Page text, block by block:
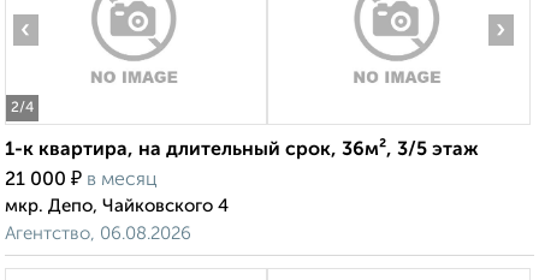
2/4
‹ ›
1-к квартира, на длительный срок, 36м², 3/5 этаж
21 000 ₽ в месяц
мкр. Депо, Чайковского 4
Агентство, 06.08.2026